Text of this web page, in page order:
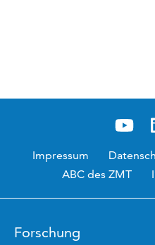
Impressum
ABC des ZMT
Forschung